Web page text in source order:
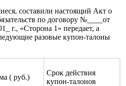
составили настоящий Акт о
по договору №____от
г., «Сторона 1» передает, а
разовые купон-талоны
( руб.)
Срок действия
купон-талонов